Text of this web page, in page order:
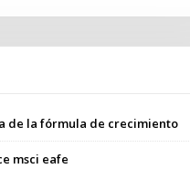
de la fórmula de crecimiento
msci eafe